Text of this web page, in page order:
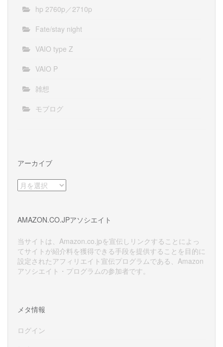
hp 2760p／2710p
Fate/stay night
VAIO type Z
VAIO P
雑想
モブログ
アーカイブ
ア
ー
ブ
AMAZON.CO.JPアソシエイト
当サイトは、Amazon.co.jpを宣伝しリンクすることによっ
てサイトが紹介料を獲得できる手段を提供することを目的に
設定されたアフィリエイト宣伝プログラムである、Amazon
アソシエイト・プログラムの参加者です。
メタ情報
ログイン